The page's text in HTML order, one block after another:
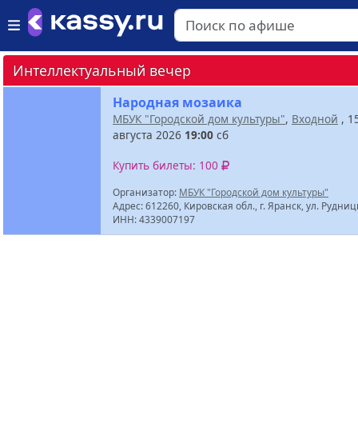
Интеллектуальный вечер
Народная мозаика
МБУК "Городской дом культуры", Входной ,
августа 2026 19:00 сб
Купить билеты: 100
Организатор: МБУК "Городской дом культуры"
Адрес: 612260, Кировская обл., г. Яранск, ул.
ИНН: 4339007197